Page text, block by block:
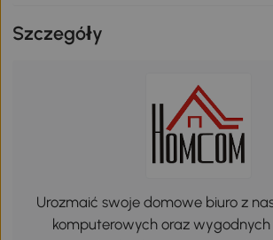
Popyt hurtowy